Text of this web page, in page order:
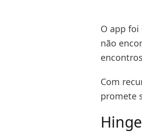
O app
não
Com
promete